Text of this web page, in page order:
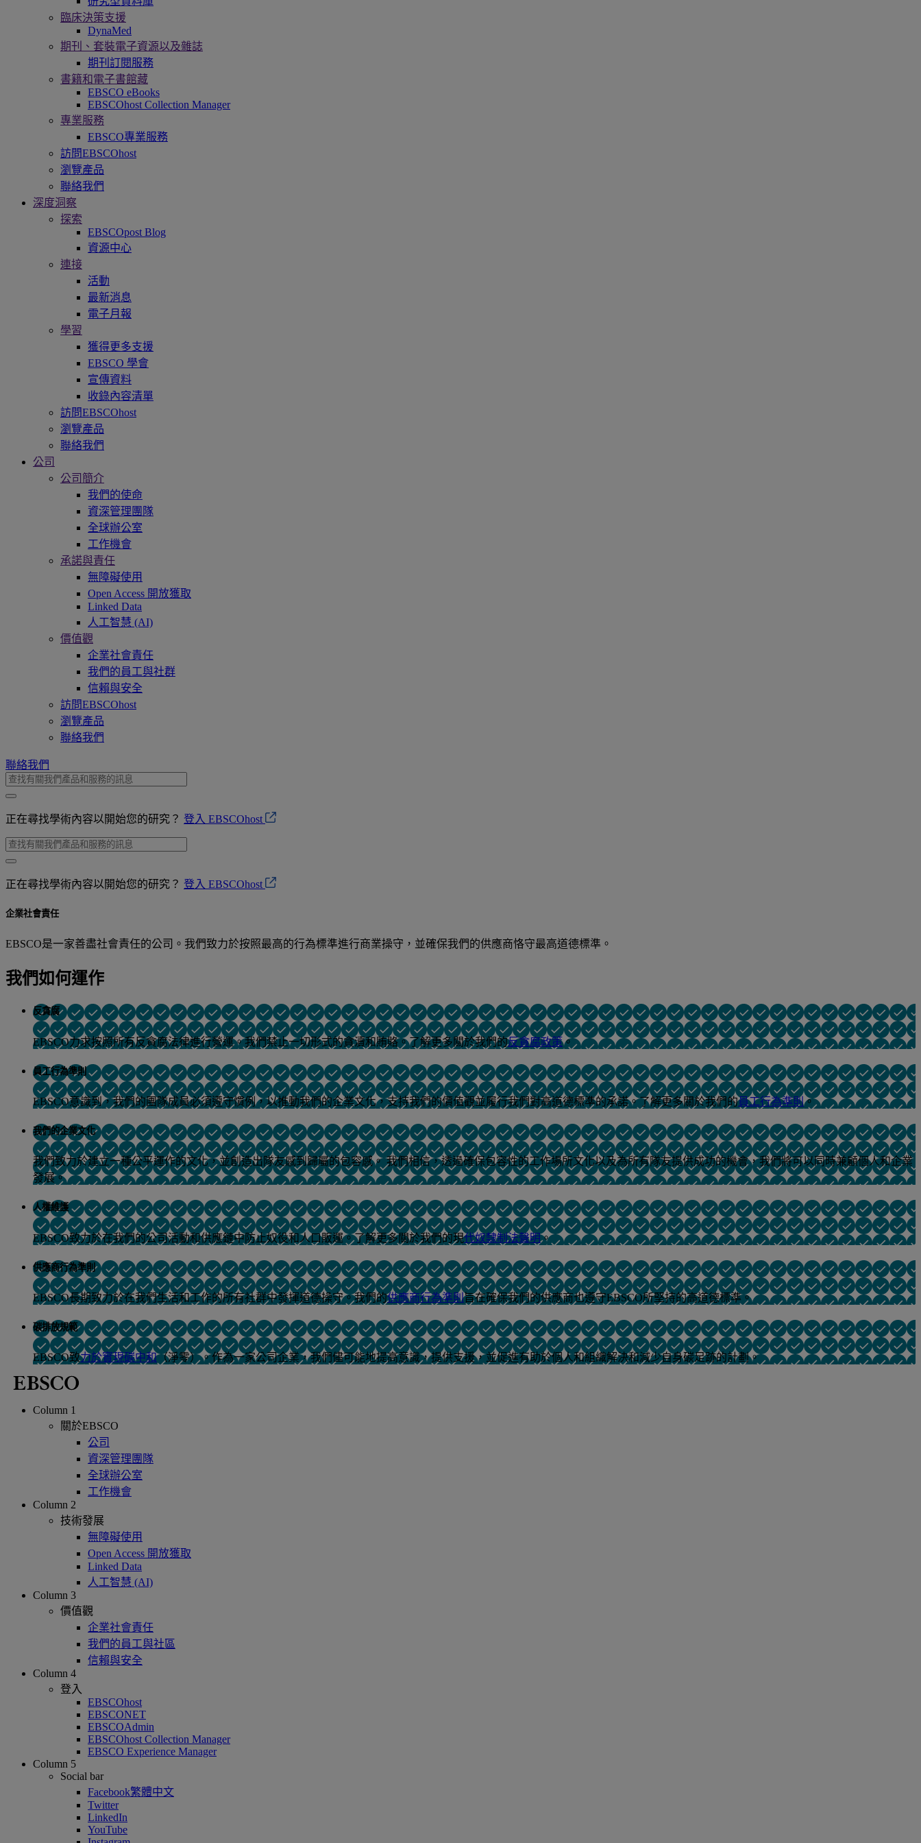
臨床決策支援
DynaMed
期刊、套裝電子資源以及雜誌
期刊訂閱服務
書籍和電子書館藏
EBSCO eBooks
EBSCOhost Collection Manager
專業服務
EBSCO專業服務
訪問EBSCOhost
瀏覽產品
聯絡我們
深度洞察
探索
EBSCOpost Blog
資源中心
連接
活動
最新消息
電子月報
學習
獲得更多支援
EBSCO 學會
宣傳資料
收錄內容清單
訪問EBSCOhost
瀏覽產品
聯絡我們
公司
公司簡介
我們的使命
資深管理團隊
全球辦公室
工作機會
承諾與責任
無障礙使用
Open Access 開放獲取
Linked Data
人工智慧 (AI)
價值觀
企業社會責任
我們的員工與社群
信賴與安全
訪問EBSCOhost
瀏覽產品
聯絡我們
聯絡我們
正在尋找學術內容以開始您的研究？ 登入 EBSCOhost
正在尋找學術內容以開始您的研究？ 登入 EBSCOhost
企業社會責任
EBSCO是一家善盡社會責任的公司。我們致力於按照最高的行為標準進行商業操守，並確保我們的供應商恪守最高道德標準。
我們如何運作
反貪腐
EBSCO力求按照所有反貪腐法律進行營運。我們禁止一切形式的貪瀆和賄賂。了解更多關於我們的反貪腐政策。
員工行為準則
EBSCO意識到，我們的團隊成員必須遵守慣例，以推動我們的企業文化，支持我們的價值觀並履行我們對高道德標準的承諾。了解更多關於我們的員工行為準則。
我們的企業文化
我們致力於建立一種公平運作的文化，並創造出隊友感到歸屬的包容感。 我們相信，透過確保包容性的工作場所文化以及為所有隊友提供成功的機會，我們將可以同時兼顧個人和企業
發展。
人權維護
EBSCO致力於在我們的公司活動和供應鏈中防止奴役和人口販運。了解更多關於我們的現代奴隸制法聲明。
供應商行為準則
EBSCO長期致力於在我們生活和工作的所有社群中發揮道德操守。我們的供應商行為準則旨在確保我們的供應商也遵守EBSCO所堅持的高道德標準。
碳排放規範
EBSCO致力於實現碳中和（淨零）。作為一家公司企業，我們儘可能地提高意識，提供支援，並促進有助於個人和組織解決和減少自身碳足跡的計劃。
Column 1
關於EBSCO
公司
資深管理團隊
全球辦公室
工作機會
Column 2
技術發展
無障礙使用
Open Access 開放獲取
Linked Data
人工智慧 (AI)
Column 3
價值觀
企業社會責任
我們的員工與社區
信賴與安全
Column 4
登入
EBSCOhost
EBSCONET
EBSCOAdmin
EBSCOhost Collection Manager
EBSCO Experience Manager
Column 5
Social bar
Facebook繁體中文
Twitter
LinkedIn
YouTube